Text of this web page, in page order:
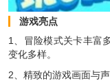
游戏亮点
1、冒险模式关卡丰富
变化多样。
2、精致的游戏画面与